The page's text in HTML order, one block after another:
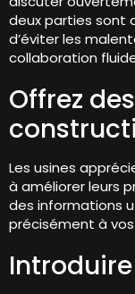
deux parties sont
d’éviter les
collaboration
Offrez
Les usines
à améliorer leurs
des informations
précisément à